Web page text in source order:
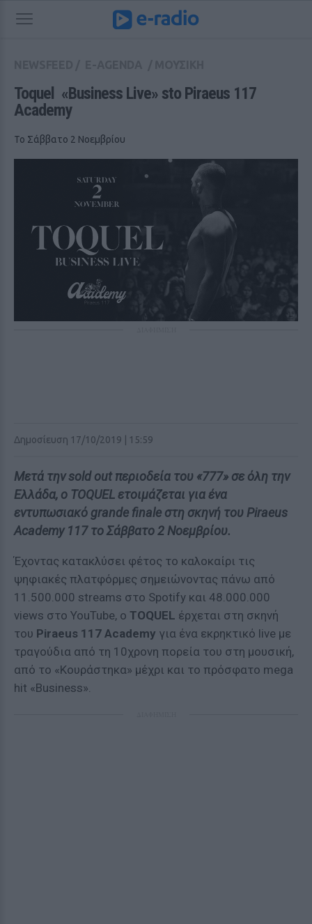
Toquel  «Business Live» sto Piraeus 117
Academy
To Σάββατο 2 Νοεμβρίου
Δημοσίευση 17/10/2019 | 15:59
Μετά την sold out περιοδεία του «777» σε όλη την
Ελλάδα, ο TOQUELετοιμάζεται για ένα
εντυπωσιακό grande finale στη σκηνή του Piraeus
Academy 117 το Σάββατο 2 Νοεμβρίου.
Έχοντας κατακλύσει φέτος το καλοκαίρι τις
ψηφιακές πλατφόρμες σημειώνοντας πάνω από
11.500.000 streams στο Spotify και 48.000.000
views στο YouTube, ο TOQUEL έρχεται στη σκηνή
του Piraeus 117 Academy για ένα εκρηκτικό live με
τραγούδια από τη 10χρονη πορεία του στη μουσική,
από το «Κουράστηκα» μέχρι και το πρόσφατο mega
hit «Business».